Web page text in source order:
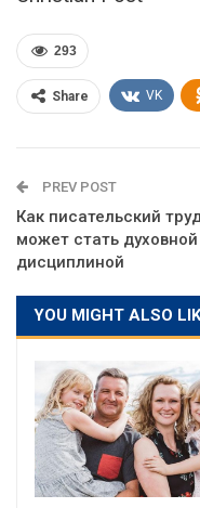
293
Share VK
PREV POST
Как писательский
может стать духовной
дисциплиной
YOU MIGHT ALSO